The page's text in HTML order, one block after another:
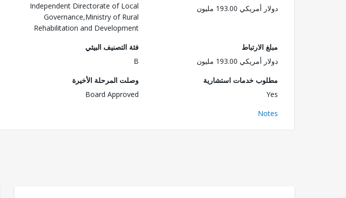
دولار أمريكي 193.00 مليون
Independent Directorate of Local
Governance,Ministry of Rural
Rehabilitation and Development
مبلغ الارتباط
دولار أمريكي 193.00 مليون
فئة التصنيف البيئي
B
مطلوب خدمات استشارية
Yes
وصلت المرحلة الأخيرة
Board Approved
Notes